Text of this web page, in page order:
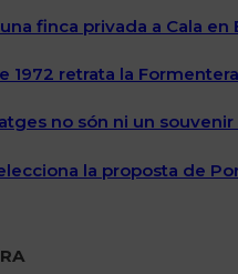
finca privada a Cala
1972 retrata la
no són ni un
la proposta de